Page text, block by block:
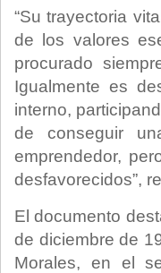
“Su trayectoria
de los valores
procurado
Igualmente es
interno,
de conseguir
emprendedor,
desfavorecidos”,
El documento
de diciembre de
Morales, en el